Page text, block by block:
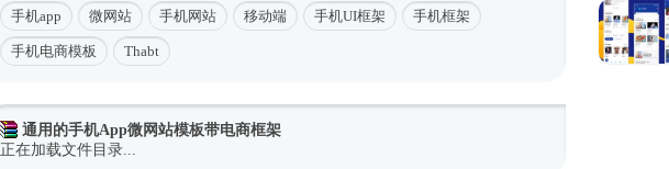
手机app 微网站 手机网站 移动端 手机UI框架 手机框架
手机电商模板 Thabt
通用的手机App微网站模板带电商框架
正在加载文件目录...